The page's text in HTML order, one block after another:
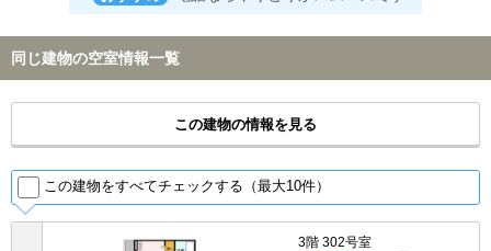
同じ建物の空室情報一覧
この建物の情報を見る
この建物をすべてチェックする（最大10件）
3階 302号室